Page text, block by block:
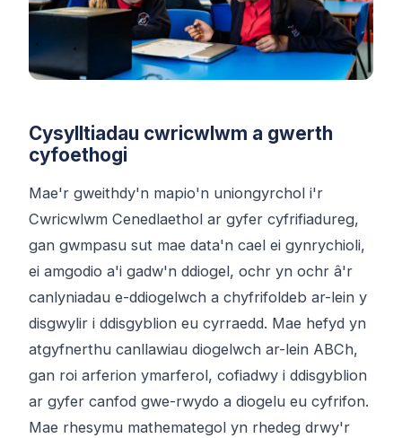
Cysylltiadau cwricwlwm a gwerth
cyfoethogi
Mae'r gweithdy'n mapio'n uniongyrchol i'r
Cwricwlwm Cenedlaethol ar gyfer cyfrifiadureg,
gan gwmpasu sut mae data'n cael ei gynrychioli,
ei amgodio a'i gadw'n ddiogel, ochr yn ochr â'r
canlyniadau e-ddiogelwch a chyfrifoldeb ar-lein y
disgwylir i ddisgyblion eu cyrraedd. Mae hefyd yn
atgyfnerthu canllawiau diogelwch ar-lein ABCh,
gan roi arferion ymarferol, cofiadwy i ddisgyblion
ar gyfer canfod gwe-rwydo a diogelu eu cyfrifon.
Mae rhesymu mathemategol yn rhedeg drwy'r